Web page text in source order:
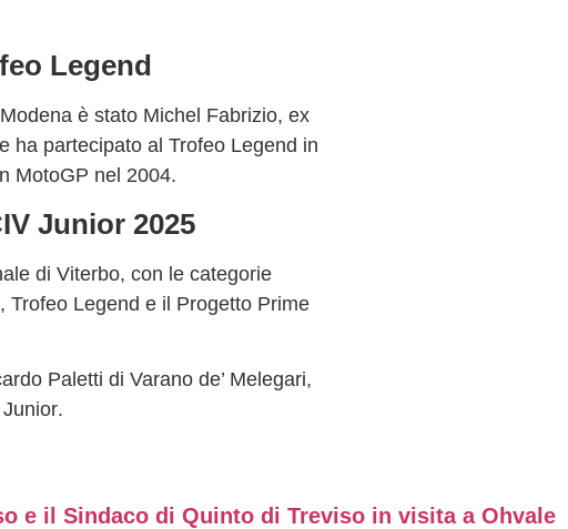
Legend
è stato Michel Fabrizio, ex
ha partecipato al Trofeo Legend in
MotoGP nel 2004.
Junior 2025
di Viterbo, con le categorie
, Trofeo Legend e il Progetto Prime
Paletti di Varano de’ Melegari,
.
e il Sindaco di Quinto di Treviso in visita a Ohvale